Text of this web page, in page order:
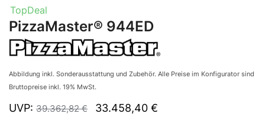
TopDeal
PizzaMaster® 944ED
Abbildung inkl. Sonderausstattung und Zubehör. Alle Preise im Konfigurator sind
Bruttopreise inkl. 19% MwSt.
UVP: 39.362,82€ 33.458,40 €